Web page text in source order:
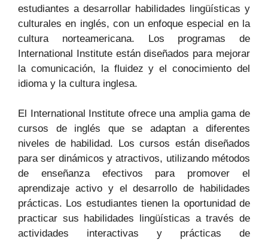
estudiantes a desarrollar habilidades lingüísticas y
culturales en inglés, con un enfoque especial en la
cultura norteamericana. Los programas de
International Institute están diseñados para mejorar
la comunicación, la fluidez y el conocimiento del
idioma y la cultura inglesa.
El International Institute ofrece una amplia gama de
cursos de inglés que se adaptan a diferentes
niveles de habilidad. Los cursos están diseñados
para ser dinámicos y atractivos, utilizando métodos
de enseñanza efectivos para promover el
aprendizaje activo y el desarrollo de habilidades
prácticas. Los estudiantes tienen la oportunidad de
practicar sus habilidades lingüísticas a través de
actividades interactivas y prácticas de